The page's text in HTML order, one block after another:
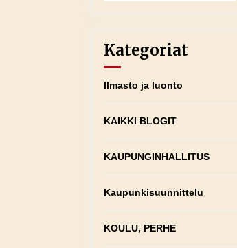
Kategoriat
Ilmasto ja luonto
KAIKKI BLOGIT
KAUPUNGINHALLITUS
Kaupunkisuunnittelu
KOULU, PERHE